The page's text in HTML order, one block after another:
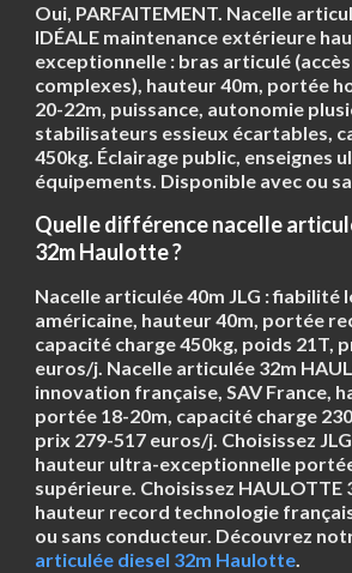
Oui, PARFAITEMENT. Nacelle
IDÉALE maintenance extérieure
exceptionnelle : bras articulé
complexes), hauteur 40m, portée
20-22m, puissance, autonomie
stabilisateurs essieux écartables,
450kg. Éclairage public, enseignes
équipements. Disponible avec ou
Quelle différence nacelle
32m Haulotte ?
Nacelle articulée40m JLG : fiabilité
américaine, hauteur 40m, portée
capacité charge 450kg, poids 21T,
euros/j. Nacelle articulée 32m
innovation française, SAV France,
portée 18-20m, capacité charge
prix 279-517 euros/j. Choisissez
hauteur ultra-exceptionnelle
supérieure. Choisissez HAULOTTE
hauteur record technologie
ou sans conducteur. Découvrez
articulée diesel 32m Haulotte.